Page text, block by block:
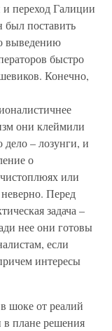
переход Галиции
поставить
выведению
быстро
Конечно,
они клеймили
– лозунги, и
о
или
Перед
задача –
нее они готовы
если
интересы
шоке от реалий
в плане решения